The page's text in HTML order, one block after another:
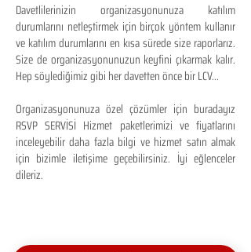
Davetlilerinizin organizasyonunuza katılım
durumlarını netleştirmek için birçok yöntem kullanır
ve katılım durumlarını en kısa sürede size raporlarız.
Size de organizasyonunuzun keyfini çıkarmak kalır.
Hep söylediğimiz gibi her davetten önce bir LCV...
Organizasyonunuza özel çözümler için buradayız
RSVP SERVİSİ Hizmet paketlerimizi ve fiyatlarını
inceleyebilir daha fazla bilgi ve hizmet satın almak
için bizimle iletişime geçebilirsiniz. İyi eğlenceler
dileriz.